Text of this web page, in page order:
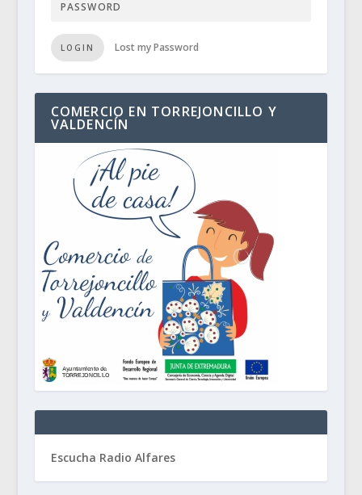
LOGIN Lost my Password
COMERCIO EN TORREJONCILLO Y
VALDENCÍN
Escucha Radio Alfares